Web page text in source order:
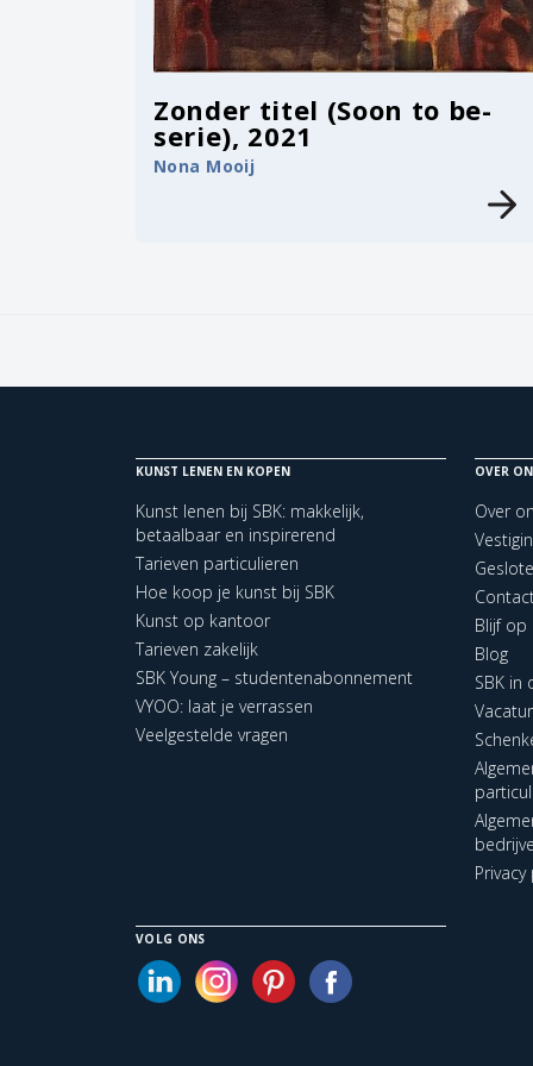
Zonder titel (Soon to be-
serie), 2021
Nona Mooij
KUNST LENEN EN KOPEN
Kunst lenen bij SBK: makkelijk,
betaalbaar en inspirerend
Tarieven particulieren
Hoe koop je kunst bij SBK
Kunst op kantoor
Tarieven zakelijk
SBK Young – studentenabonnement
VYOO: laat je verrassen
Veelgestelde vragen
OVER
Over
Blijf op
Blog
SBK in
VOLG ONS